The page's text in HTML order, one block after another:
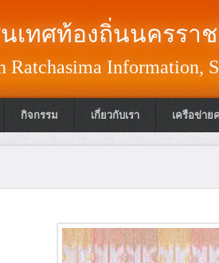
เทศท้องถิ่นนครรา
Ratchasima Information,
กิจกรรม เกี่ยวกับเรา เครือข่าย